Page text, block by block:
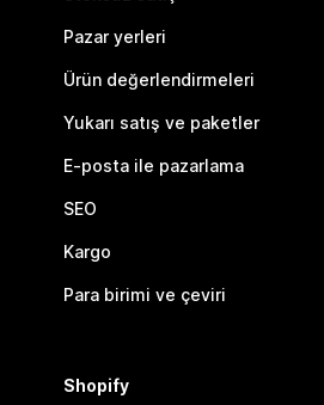
Pazar yerleri
Ürün değerlendirmeleri
Yukarı satış ve paketler
E-posta ile pazarlama
SEO
Kargo
Para birimi ve çeviri
Shopify